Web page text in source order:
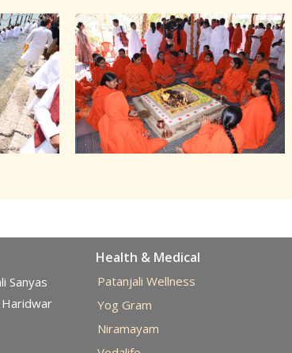
Sanyas
Health & Medical
Patanjali Wellness
Yog Gram
Niramayam